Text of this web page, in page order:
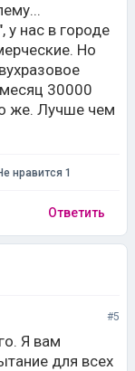
у нас в городе
Но
30000
же. Лучше чем
нравится 1
Ответить
#5
Я вам
для всех